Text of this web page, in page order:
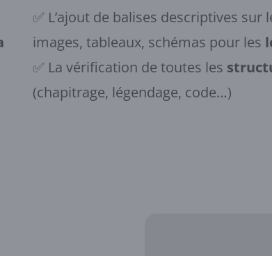
✅ L’ajout de balises descriptives sur
images, tableaux, schémas pour les
✅ La vérification de toutes les
(chapitrage, légendage, code…)